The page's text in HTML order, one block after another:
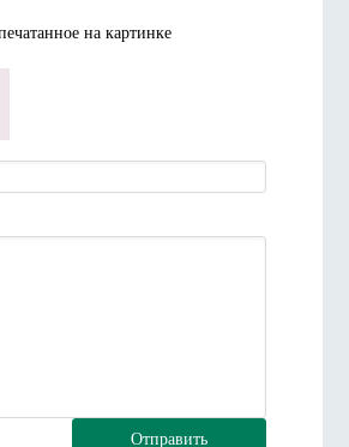
на картинке
Отправить